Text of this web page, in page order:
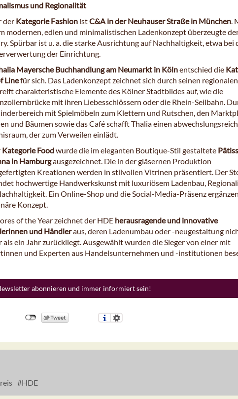
und Regionalität
der Kategorie Fashion istC&A in der Neuhauser Straße in München.
modernen, edlen und minimalistischen Ladenkonzept überzeugte
Spürbar ist u. a. die starke Ausrichtung auf Nachhaltigkeit, etwa bei
der Einrichtung.
Mayersche Buchhandlung am Neumarkt in Kölnentschied die
Linefür sich. Das Ladenkonzept zeichnet sich durch seinen
charakteristische Elemente des Kölner Stadtbildes auf, wie die
mit ihren Liebesschlössern oder die Rhein-Seilbahn.
mit Spielmöbeln zum Klettern und Rutschen, den
und Bäumen sowie das Café schafft Thalia einen
der zum Verweilen einlädt.
Kategorie Foodwurde die im eleganten Boutique-Stil gestaltete
in Hamburgausgezeichnet. Die in der gläsernen Produktion
Kreationen werden in stilvollen Vitrinen präsentiert. Der
hochwertige Handwerkskunst mit luxuriösem Ladenbau,
Ein Online-Shop und die Social-Media-Präsenz
Konzept.
of the Year zeichnet der HDE herausragende und innovative
und Händleraus, deren Ladenumbau oder -neugestaltung
als ein Jahr zurückliegt. Ausgewählt wurden die Sieger von einer mit
und Experten aus Handelsunternehmen und -institutionen
abonnieren und immer informiert sein!
HDE